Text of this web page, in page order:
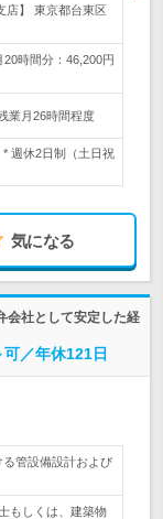
店】 東京都台東区
時間分：46,200円
業月26時間程度
週休2日制（土日祝
気になる
会社として安定した経
／年休121日
管設備設計および
もしくは、建築物